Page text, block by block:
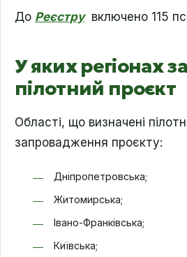
До Реєструвключено 115
У яких регіонах
пілотний проєкт
Області, що визначені
запровадження проєкту:
Дніпропетровська;
Житомирська;
Івано-Франківська;
Київська;